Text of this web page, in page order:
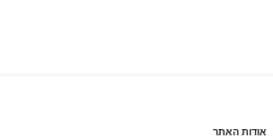
אודות האתר